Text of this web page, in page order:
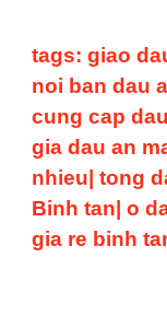
tags: giao
noi ban dau
cung cap
gia dau an
nhieu| tong
Binh tan| o
gia re binh